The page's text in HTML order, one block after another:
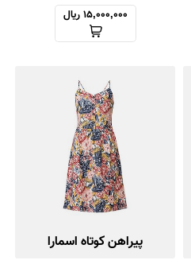
15,000,000 ریال
پیراهن کوتاه اسمارا